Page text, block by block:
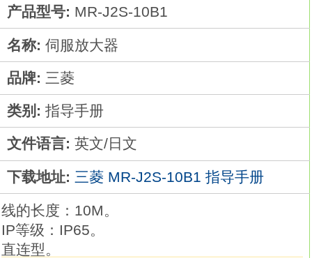
产品型号: MR-J2S-10B1
名称: 伺服放大器
品牌: 三菱
类别: 指导手册
文件语言: 英文/日文
下载地址: 三菱 MR-J2S-10B1 指导手册
线的长度：10M。
IP等级：IP65。
直连型。